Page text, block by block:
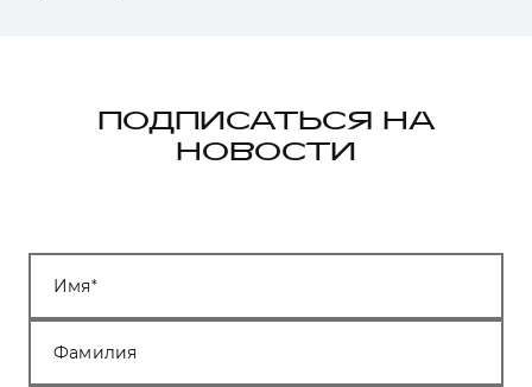
ПОДПИСАТЬСЯ НА
НОВОСТИ
Имя
Фамилия